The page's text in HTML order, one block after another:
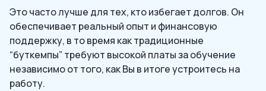
Это часто лучше для тех, кто избегает долгов. Он
обеспечивает реальный опыт и финансовую
поддержку, в то время как традиционные
“буткемпы” требуют высокой платы за обучение
независимо от того, как Вы в итоге устроитесь на
работу.